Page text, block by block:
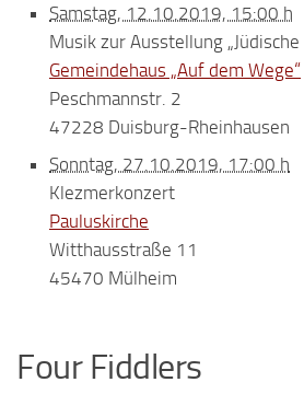
Samstag, 12.10.2019, 15:00 h
Musik zur Ausstellung
Gemeindehaus „Auf dem Wege“
Peschmannstr. 2
47228 Duisburg-Rheinhausen
Sonntag, 27.10.2019, 17:00 h
Klezmerkonzert
Pauluskirche
Witthausstraße 11
45470 Mülheim
Four Fiddlers